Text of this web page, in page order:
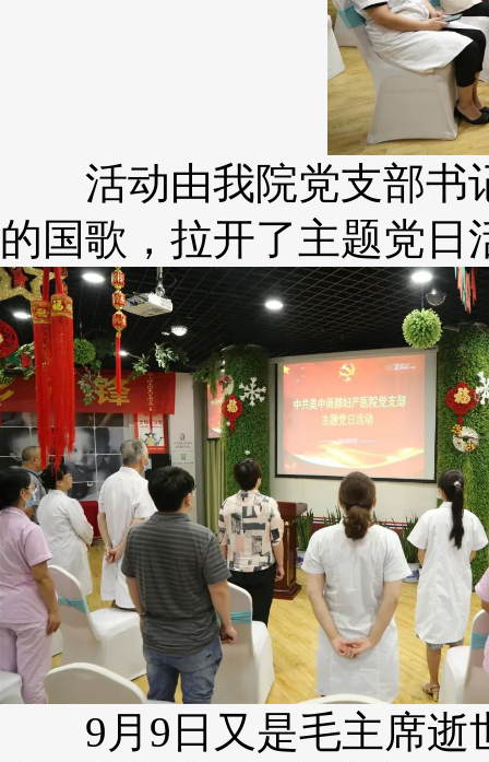
活动由我院党支部书
的国歌，拉开了主题党日
9月9日又是毛主席逝